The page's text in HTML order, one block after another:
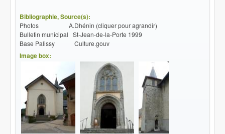
Bibliographie, Source(s):
Photos A.Dhénin (cliquer pour agrandir)
Bulletin municipal St-Jean-de-la-Porte 1999
Base Palissy Culture.gouv
Image box: